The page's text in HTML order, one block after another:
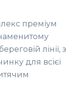
преміум
лінії, з
для всієї